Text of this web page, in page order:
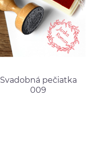
Svadobná pečiatka
009